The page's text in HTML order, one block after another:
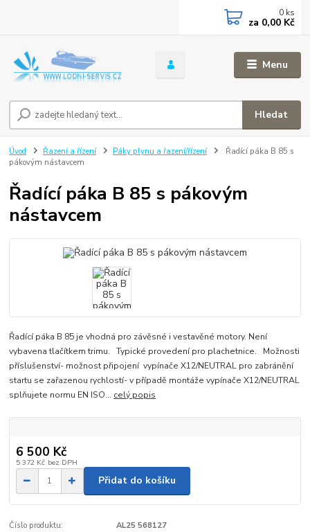
Menu
Hledat
0 ks
za 0,00 Kč
Úvod Řazení a řízení Páky plynu a řazení/řízení
Řadící páka B 85 s
pákovým nástavcem
Řadící páka B 85 s pákovým
nástavcem
Řadící páka B 85 je vhodná pro závěsné i vestavěné motory. Není
vybavena tlačítkem trimu. Typické provedení pro plachetnice. Možnosti
příslušenství- možnost připojení vypínače X12/NEUTRAL pro zabránění
startu se zařazenou rychlostí- v případě montáže vypínače X12/NEUTRAL
splňujete normu EN ISO... celý popis
6 500 Kč
5 372 Kč bez DPH
Přidat do košíku
Číslo produktu: AL25 568127